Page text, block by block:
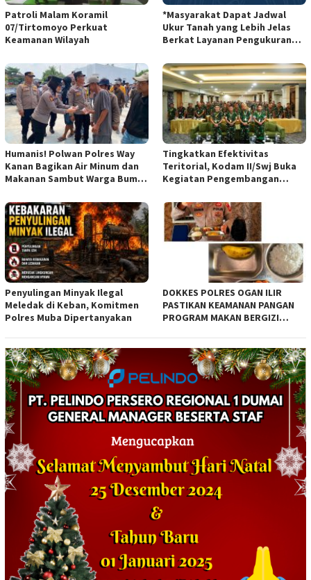
Patroli Malam Koramil
07/Tirtomoyo Perkuat
Keamanan Wilayah
*Masyarakat Dapat Jadwal
Ukur Tanah yang Lebih Jelas
Berkat Layanan Pengukuran
Humanis! Polwan Polres Way
Kanan Bagikan Air Minum dan
Makanan Sambut Warga Bumi
Tingkatkan Efektivitas
Teritorial, Kodam II/Swj Buka
Kegiatan Pengembangan
Apkowil TA 2026*
Penyulingan Minyak Ilegal
Meledak di Keban, Komitmen
Polres Muba Dipertanyakan
DOKKES POLRES OGAN ILIR
PASTIKAN KEAMANAN PANGAN
PROGRAM MAKAN BERGIZI
ORGANOLEPTIK*